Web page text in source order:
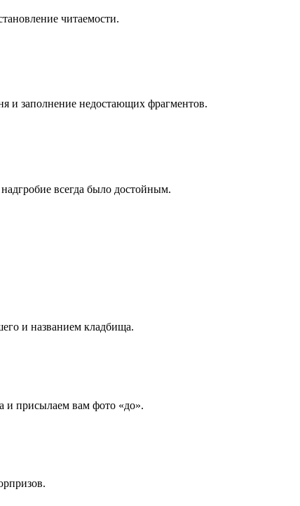
читаемости.
и заполнение недостающих фрагментов.
всегда было достойным.
и названием кладбища.
и присылаем вам фото «до».